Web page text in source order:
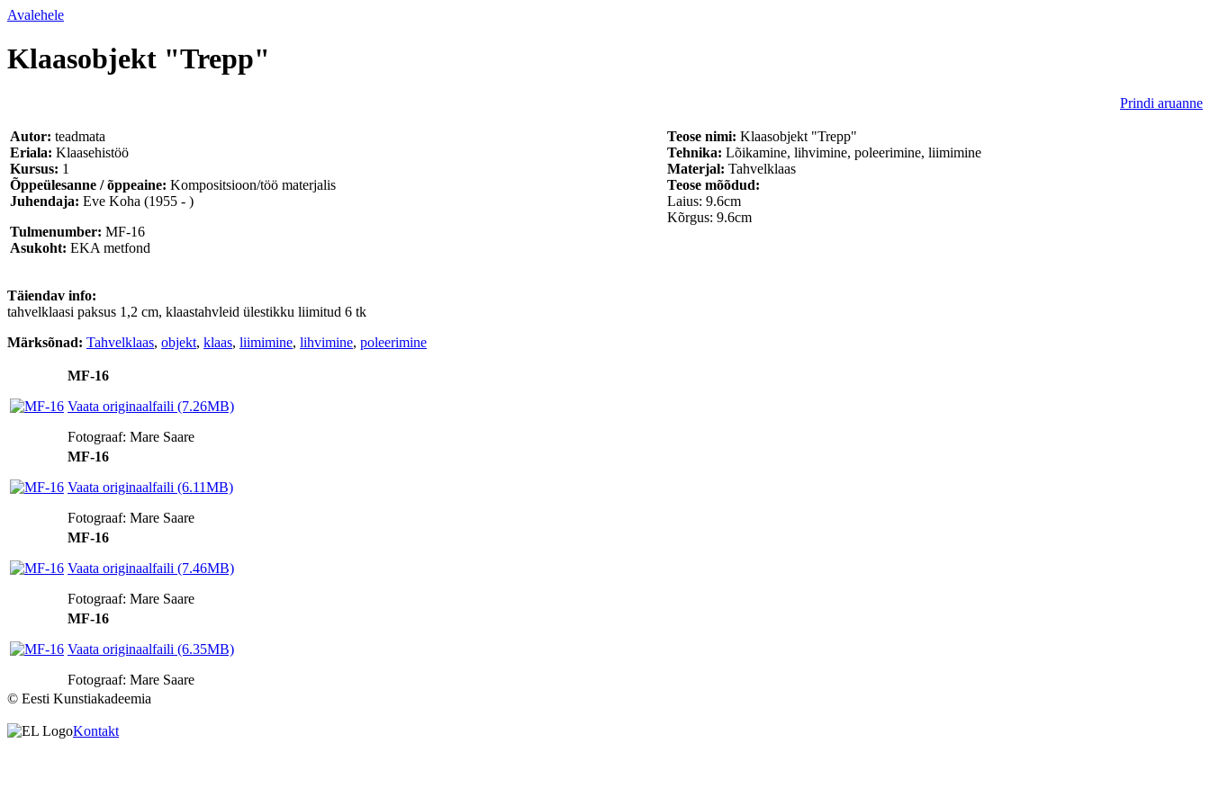
Avalehele
Klaasobjekt "Trepp"
Prindi aruanne
Autor: teadmata
Eriala: Klaasehistöö
Kursus: 1
Õppeülesanne / õppeaine: Kompositsioon/töö materjalis
Juhendaja: Eve Koha (1955 - )
Tulmenumber: MF-16
Asukoht: EKA metfond
Teose nimi: Klaasobjekt "Trepp"
Tehnika: Lõikamine, lihvimine, poleerimine, liimimine
Materjal: Tahvelklaas
Teose mõõdud:
Laius: 9.6cm
Kõrgus: 9.6cm
Täiendav info:
tahvelklaasi paksus 1,2 cm, klaastahvleid ülestikku liimitud 6 tk
Märksõnad: Tahvelklaas, objekt, klaas, liimimine, lihvimine, poleerimine
MF-16
Vaata originaalfaili (7.26MB)
Fotograaf: Mare Saare
MF-16
Vaata originaalfaili (6.11MB)
Fotograaf: Mare Saare
MF-16
Vaata originaalfaili (7.46MB)
Fotograaf: Mare Saare
MF-16
Vaata originaalfaili (6.35MB)
Fotograaf: Mare Saare
© Eesti Kunstiakadeemia
Kontakt